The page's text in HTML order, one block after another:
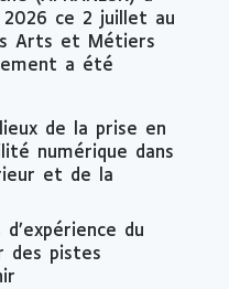
ce 2 juillet au
Arts et Métiers
a été
de la prise en
numérique dans
et de la
du
des pistes